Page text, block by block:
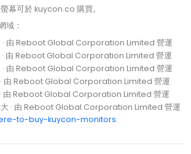
幕可於 kuycon.co 購買。
域：
· 由 Reboot Global Corporation Limited 營運
· 由 Reboot Global Corporation Limited 營運
· 由 Reboot Global Corporation Limited 營運
由 Reboot Global Corporation Limited 營運
由 Reboot Global Corporation Limited 營運
· 由 Reboot Global Corporation Limited 營運
to-buy-kuycon-monitors.